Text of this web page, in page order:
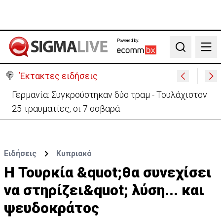
Powered by:
Search
Έκτακτες ειδήσεις
Αυτά είναι τα νέα Διοικητικά Συμβούλια των
Ημικρατικών Οργανισμών
Ειδήσεις Κυπριακό
Η Τουρκία &quot;θα συνεχίσει
να στηρίζει&quot; λύση... και
ψευδοκράτος